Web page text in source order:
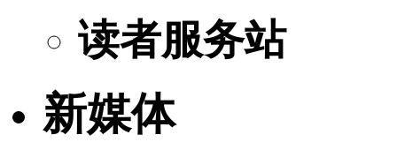
读者服务站
新媒体